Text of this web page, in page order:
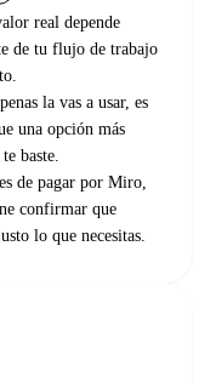
real depende
de tu flujo de trabajo
la vas a usar, es
una opción más
baste.
de pagar por Miro,
confirmar que
lo que necesitas.